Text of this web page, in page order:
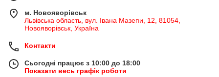
м. Новояворівськ
Львівська область, вул. Івана Мазепи, 12, 81054,
Новояворівськ, Україна
Контакти
Сьогодні працює з 10:00 до 18:00
Показати весь графік роботи